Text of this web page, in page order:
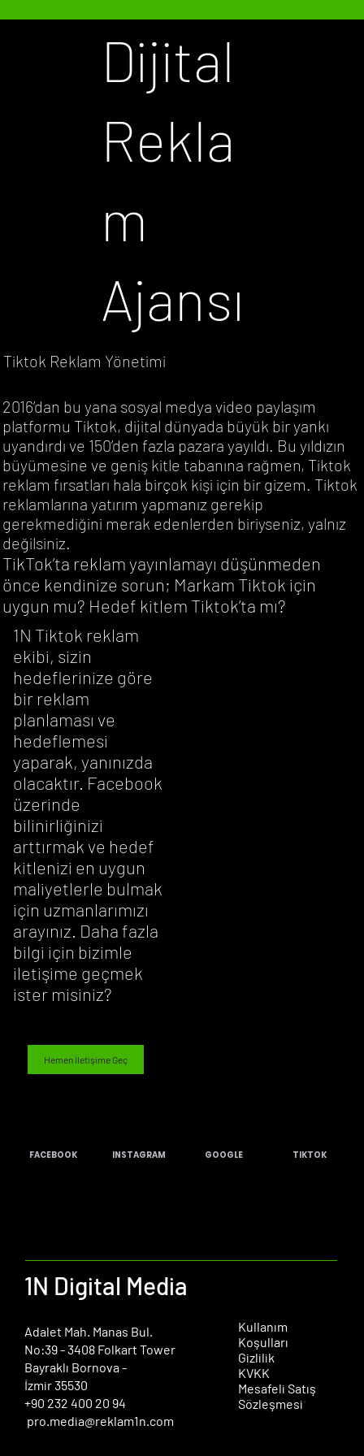
Dijital
Rekla
m
Ajansı
Tiktok Reklam Yönetimi
2016’dan bu yana sosyal medya video paylaşım
platformu Tiktok, dijital dünyada büyük bir yankı
uyandırdı ve 150’den fazla pazara yayıldı. Bu yıldızın
büyümesine ve geniş kitle tabanına rağmen, Tiktok
reklam fırsatları hala birçok kişi için bir gizem. Tiktok
reklamlarına yatırım yapmanız gerekip
gerekmediğini merak edenlerden biriyseniz, yalnız
değilsiniz.
TikTok’ta reklam yayınlamayı düşünmeden
önce kendinize sorun; Markam Tiktok için
uygun mu? Hedef kitlem Tiktok’ta mı?
1N Tiktok reklam
ekibi, sizin
hedeflerinize göre
bir reklam
planlaması ve
hedeflemesi
yaparak, yanınızda
olacaktır. Facebook
üzerinde
bilinirliğinizi
arttırmak ve hedef
kitlenizi en uygun
maliyetlerle bulmak
için uzmanlarımızı
arayınız. Daha fazla
bilgi için bizimle
iletişime geçmek
ister misiniz?
Hemen İletişime Geç
FACEBOOK INSTAGRAM GOOGLE TIKTOK
​Adalet Mah. Manas Bul.
No:39 - 3408 Folkart Tower
Bayraklı Bornova -
İzmir 35530
+90 232 400 20 94
pro.media@reklam1n.com
1N Digital Media
Kullanım
Koşulları
Gizlilik
KVKK
Mesafeli Satış
Sözleşmesi